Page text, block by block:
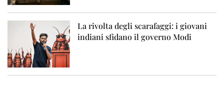
La rivolta degli scarafaggi: i giovani
indiani sfidano il governo Modi